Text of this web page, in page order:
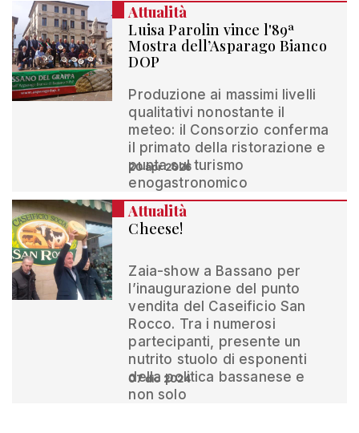
Attualità
Luisa Parolin vince l'89ª
Mostra dell’Asparago Bianco
DOP
Produzione ai massimi livelli
qualitativi nonostante il
meteo: il Consorzio conferma
il primato della ristorazione e
punta sul turismo
enogastronomico
20 apr 2026
Attualità
Cheese!
Zaia-show a Bassano per
l’inaugurazione del punto
vendita del Caseificio San
Rocco. Tra i numerosi
partecipanti, presente un
nutrito stuolo di esponenti
della politica bassanese e
non solo
07 dic 2024